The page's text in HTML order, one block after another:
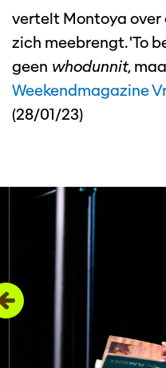
vertelt Montoya
zich meebrengt. 'To
geen whodunnit,
Weekendmagazine
(28/01/23)
Overslaan